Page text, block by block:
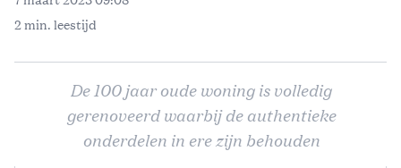
2 min. leestijd
De 100 jaar oude woning is volledig
gerenoveerd waarbij de authentieke
onderdelen in ere zijn behouden